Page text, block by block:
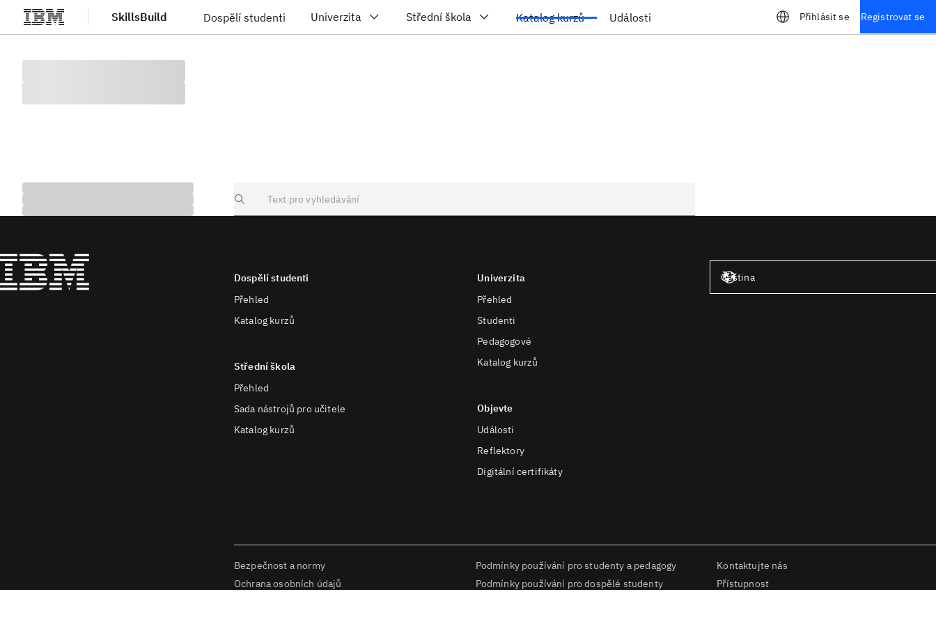
Přejít na hlavní obsah SkillsBuild Dospělí studenti Univerzita Střední škola Katalog kurzů Události Přihlásit se Registrovat se
Search
Dospělí studenti
Přehled
Katalog kurzů
Střední škola
Přehled
Sada nástrojů pro učitele
Katalog kurzů
Univerzita
Přehled
Studenti
Pedagogové
Katalog kurzů
Objevte
Události
Reflektory
Digitální certifikáty
Čeština
Bezpečnost a normy
Ochrana osobních údajů
Podmínky používání pro studenty a pedagogy
Podmínky používání pro dospělé studenty
Kontaktujte nás
Přístupnost